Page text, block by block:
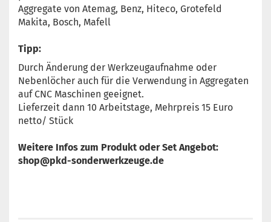
Aggregate von Atemag, Benz, Hiteco, Grotefeld
Makita, Bosch, Mafell
Tipp:
Durch Änderung der Werkzeugaufnahme oder
Nebenlöcher auch für die Verwendung in Aggregaten
auf CNC Maschinen geeignet.
Lieferzeit dann 10 Arbeitstage, Mehrpreis 15 Euro
netto/ Stück
Weitere Infos zum Produkt oder Set Angebot:
shop@pkd-sonderwerkzeuge.de